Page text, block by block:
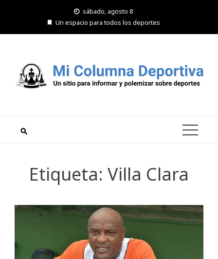
sábado, agosto 8
Un espacio para todos los deportes
Etiqueta: Villa Clara